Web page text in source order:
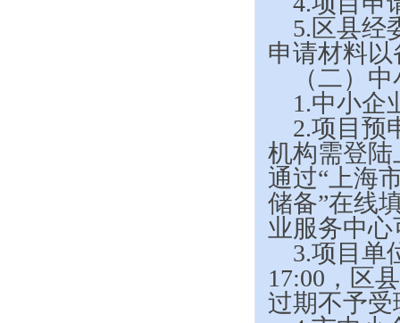
5.区县经
申请材料以
（二）
1.中小企
2.项目预
机构需登陆
通过“上海
储备”在线
业服务中
3.项目单
17:00，区
过期不予受